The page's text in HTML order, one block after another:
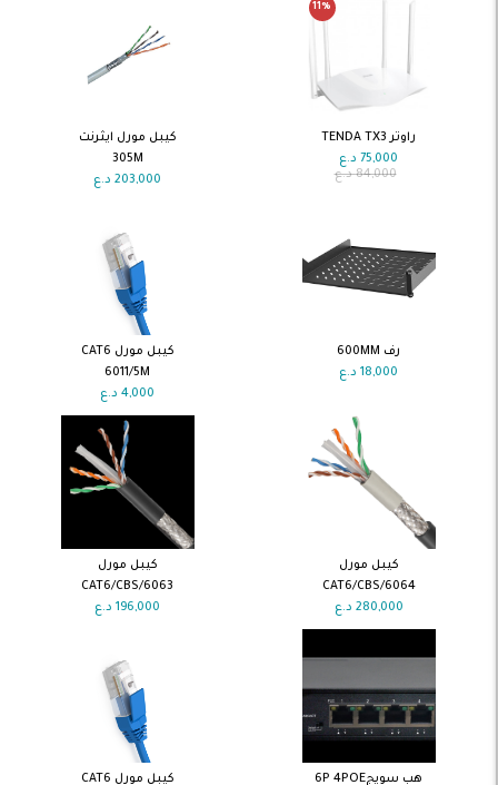
11%
اضف الى
السلة
راوتر TENDA TX3
75,000 د.ع
84,000د.ع
اضف الى
السلة
كيبل مورل ايثرنت
305M
203,000 د.ع
اضف الى
السلة
رف 600MM
18,000 د.ع
اضف الى
السلة
كيبل مورل CAT6
6011/5M
4,000 د.ع
اضف الى
السلة
كيبل مورل
CAT6/CBS/6064
280,000 د.ع
اضف الى
السلة
كيبل مورل
CAT6/CBS/6063
196,000 د.ع
اضف الى
هب سويج6P 4POE
اضف الىكيبل مورل CAT6